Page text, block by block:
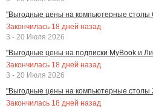
"Выгодные цены на компьютерные столы
Закончилась 18 дней назад
3 - 20 Июля 2026
"Выгодные цены на подписки MyBook и
Закончилась 18 дней назад
3 - 20 Июля 2026
"Выгодные цены на компьютерные столы
Закончилась 18 дней назад